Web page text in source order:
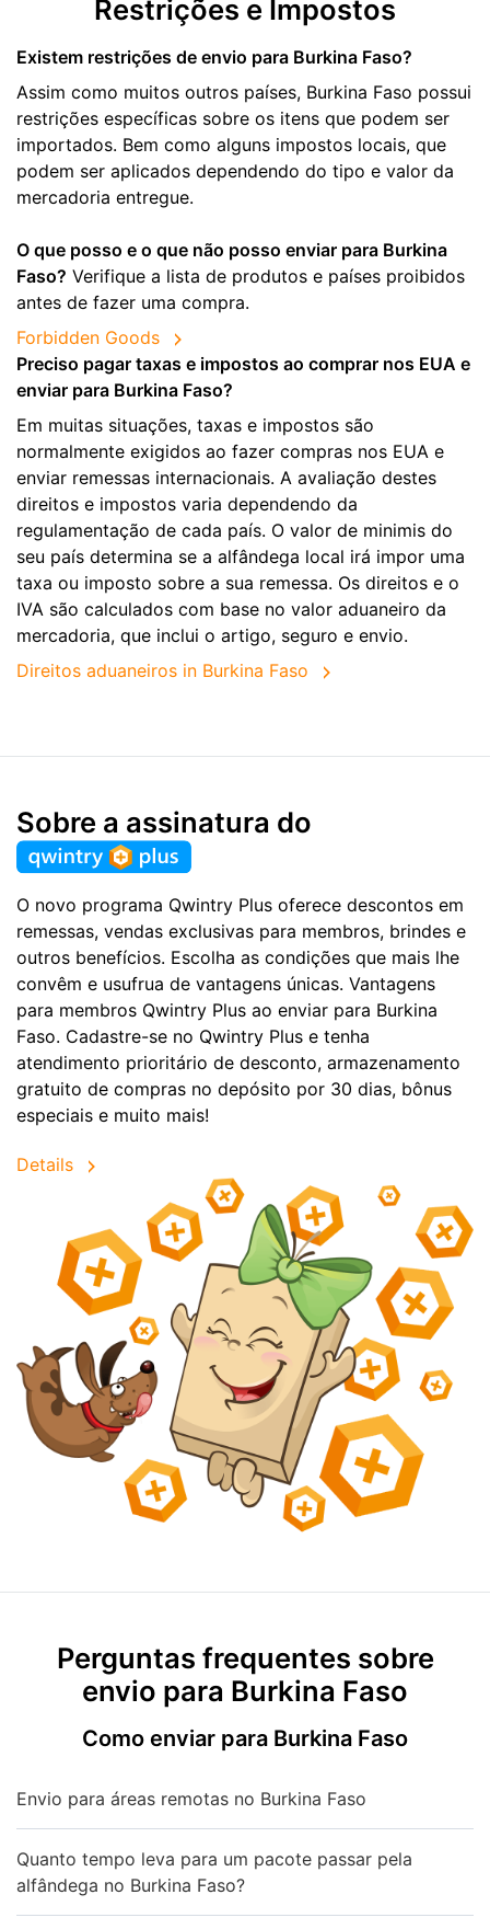
Restrições e Impostos
Existem restrições de envio para Burkina Faso?
Assim como muitos outros países, Burkina Faso possui
restrições específicas sobre os itens que podem ser
importados. Bem como alguns impostos locais, que
podem ser aplicados dependendo do tipo e valor da
mercadoria entregue.
O que posso e o que não posso enviar para Burkina
Faso? Verifique a lista de produtos e países proibidos
antes de fazer uma compra.
Forbidden Goods
Preciso pagar taxas e impostos ao comprar nos EUA e
enviar para Burkina Faso?
Em muitas situações, taxas e impostos são
normalmente exigidos ao fazer compras nos EUA e
enviar remessas internacionais. A avaliação destes
direitos e impostos varia dependendo da
regulamentação de cada país. O valor de minimis do
seu país determina se a alfândega local irá impor uma
taxa ou imposto sobre a sua remessa. Os direitos e o
IVA são calculados com base no valor aduaneiro da
mercadoria, que inclui o artigo, seguro e envio.
Direitos aduaneiros in Burkina Faso
Sobre a assinatura do
O novo programa Qwintry Plus oferece descontos em
remessas, vendas exclusivas para membros, brindes e
outros benefícios. Escolha as condições que mais lhe
convêm e usufrua de vantagens únicas. Vantagens
para membros Qwintry Plus ao enviar para Burkina
Faso. Cadastre-se no Qwintry Plus e tenha
atendimento prioritário de desconto, armazenamento
gratuito de compras no depósito por 30 dias, bônus
especiais e muito mais!
Details
Perguntas frequentes sobre
envio para Burkina Faso
Como enviar para Burkina Faso
Envio para áreas remotas no Burkina Faso
Quanto tempo leva para um pacote passar pela
alfândega no Burkina Faso?